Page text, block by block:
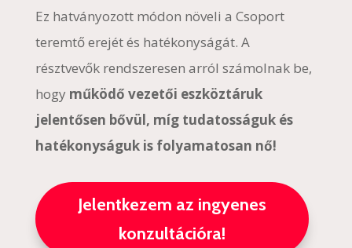
Ez hatványozott módon növeli a Csoport
teremtő erejét és hatékonyságát. A
résztvevők rendszeresen arról számolnak be,
hogy működő vezetői eszköztáruk
jelentősen bővül, míg tudatosságuk és
hatékonyságuk is folyamatosan nő!
Jelentkezem az ingyenes
konzultációra!